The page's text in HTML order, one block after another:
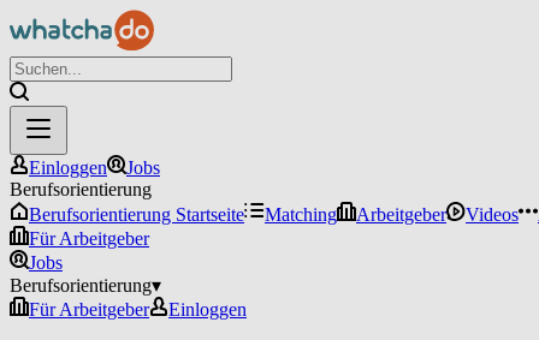
Einloggen
Jobs
Berufsorientierung
Berufsorientierung Startseite
Matching Arbeitgeber Videos
Für Arbeitgeber
Jobs
Berufsorientierung▾
Für Arbeitgeber
Einloggen